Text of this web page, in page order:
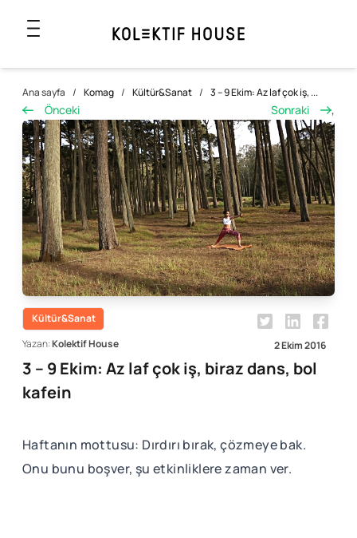
Ana sayfa / Komag / Kültür&Sanat / 3 – 9 Ekim: Az laf çok iş, ...
Önceki Sonraki ,
Kültür&Sanat
Yazan:Kolektif House 2 Ekim 2016
3 – 9 Ekim: Az laf çok iş, biraz dans, bol
kafein
Haftanın mottusu: Dırdırı bırak, çözmeye bak.
Onu bunu boşver, şu etkinliklere zaman ver.